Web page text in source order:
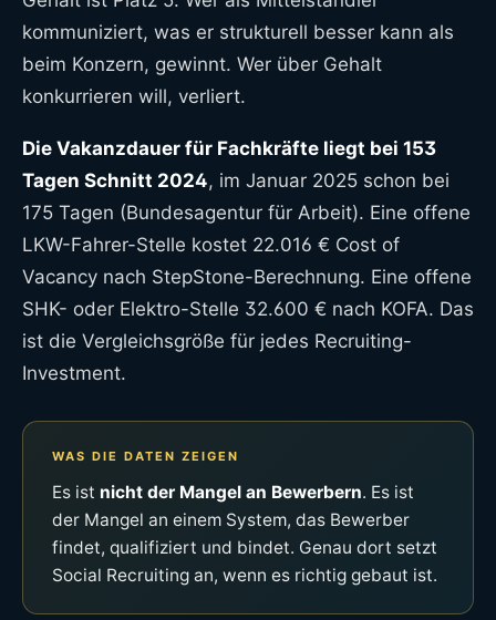
kommuniziert, was er strukturell besser kann als
beim Konzern, gewinnt. Wer über Gehalt
konkurrieren will, verliert.
Die Vakanzdauer für Fachkräfte liegt bei 153
Tagen Schnitt 2024, im Januar 2025 schon bei
175 Tagen (Bundesagentur für Arbeit). Eine offene
LKW-Fahrer-Stelle kostet 22.016 € Cost of
Vacancy nach StepStone-Berechnung. Eine offene
SHK- oder Elektro-Stelle 32.600 € nach KOFA. Das
ist die Vergleichsgröße für jedes Recruiting-
Investment.
WAS DIE DATEN ZEIGEN
Es ist nicht der Mangel an Bewerbern. Es ist
der Mangel an einem System, das Bewerber
findet, qualifiziert und bindet. Genau dort setzt
Social Recruiting an, wenn es richtig gebaut ist.